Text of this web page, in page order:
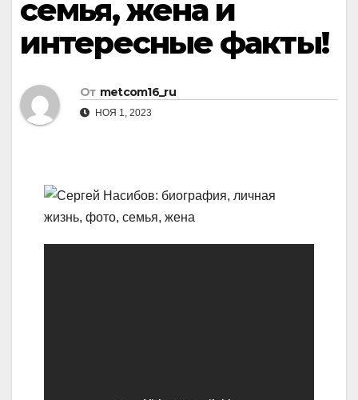
семья, жена и
интересные факты!
От metcom16_ru
НОЯ 1, 2023